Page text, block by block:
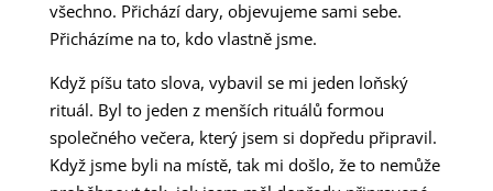
všechno. Přichází dary, objevujeme sami sebe.
Přicházíme na to, kdo vlastně jsme.
Když píšu tato slova, vybavil se mi jeden loňský
rituál. Byl to jeden z menších rituálů formou
společného večera, který jsem si dopředu připravil.
Když jsme byli na místě, tak mi došlo, že to nemůže